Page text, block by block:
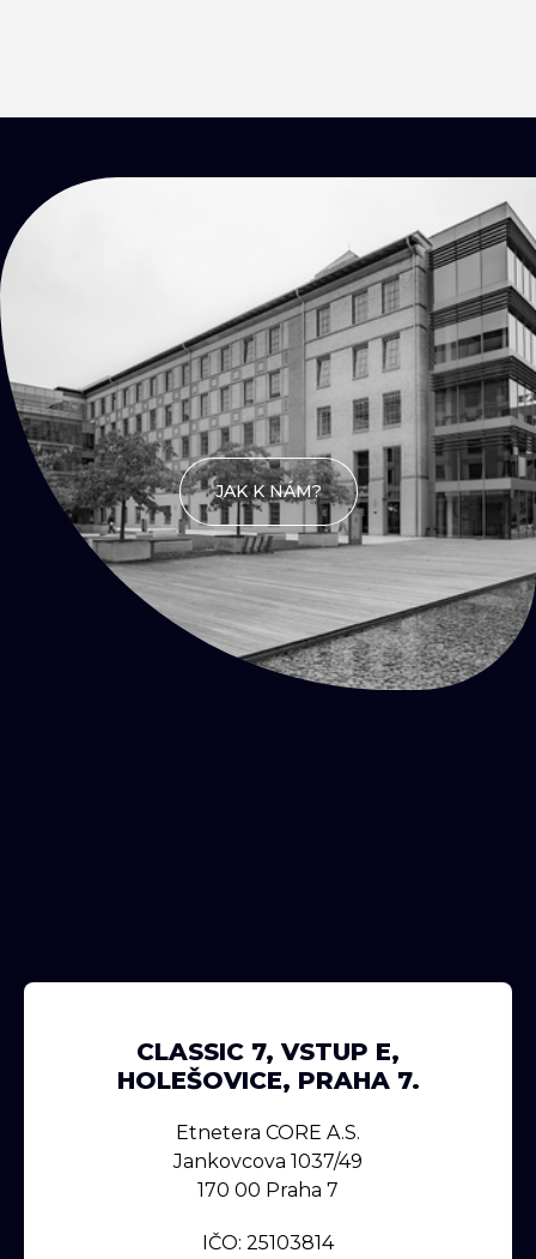
na kafe
JAK K NÁM?
CLASSIC 7, VSTUP E,
HOLEŠOVICE, PRAHA 7.
Etnetera CORE A.s.
Jankovcova 1037/49
170 00 Praha 7
IČO: 25103814